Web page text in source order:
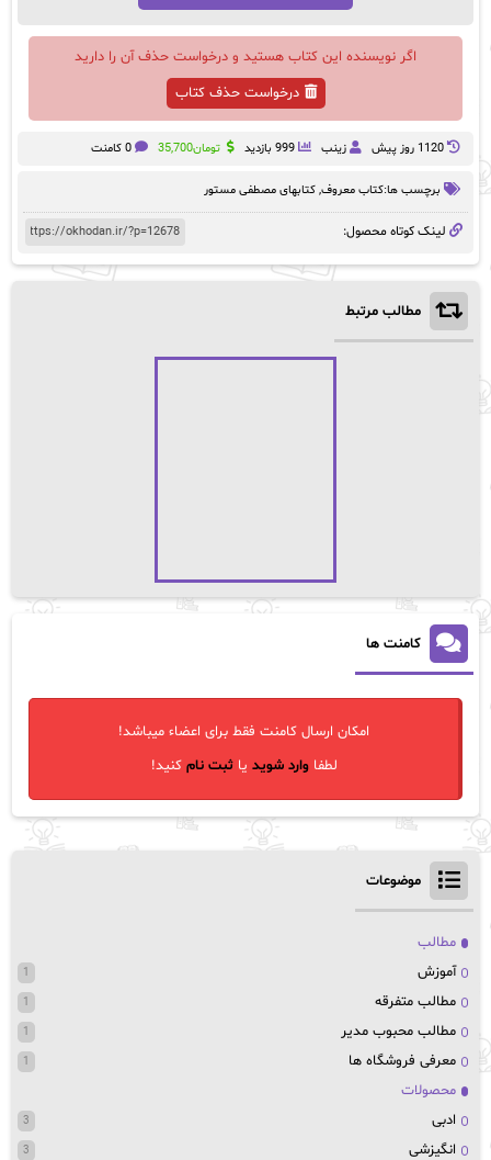
اگر نویسنده این کتاب هستید و درخواست حذف آن را دارید
درخواست حذف کتاب
1120 روز پيش زینب 999 بازدید تومان35,700 0 کامنت
برچسب ها:کتاب معروف, کتابهای مصطفی مستور
لینک کوتاه محصول:
مطالب مرتبط
کامنت ها
امکان ارسال کامنت فقط برای اعضاء میباشد!
لطفاوارد شوید یاثبت نام کنید!
موضوعات
مطالب
آموزش
1
مطالب متفرقه 1
مطالب محبوب مدیر 1
معرفی فروشگاه ها 1
محصولات
ادبی
3
انگیزشی 3